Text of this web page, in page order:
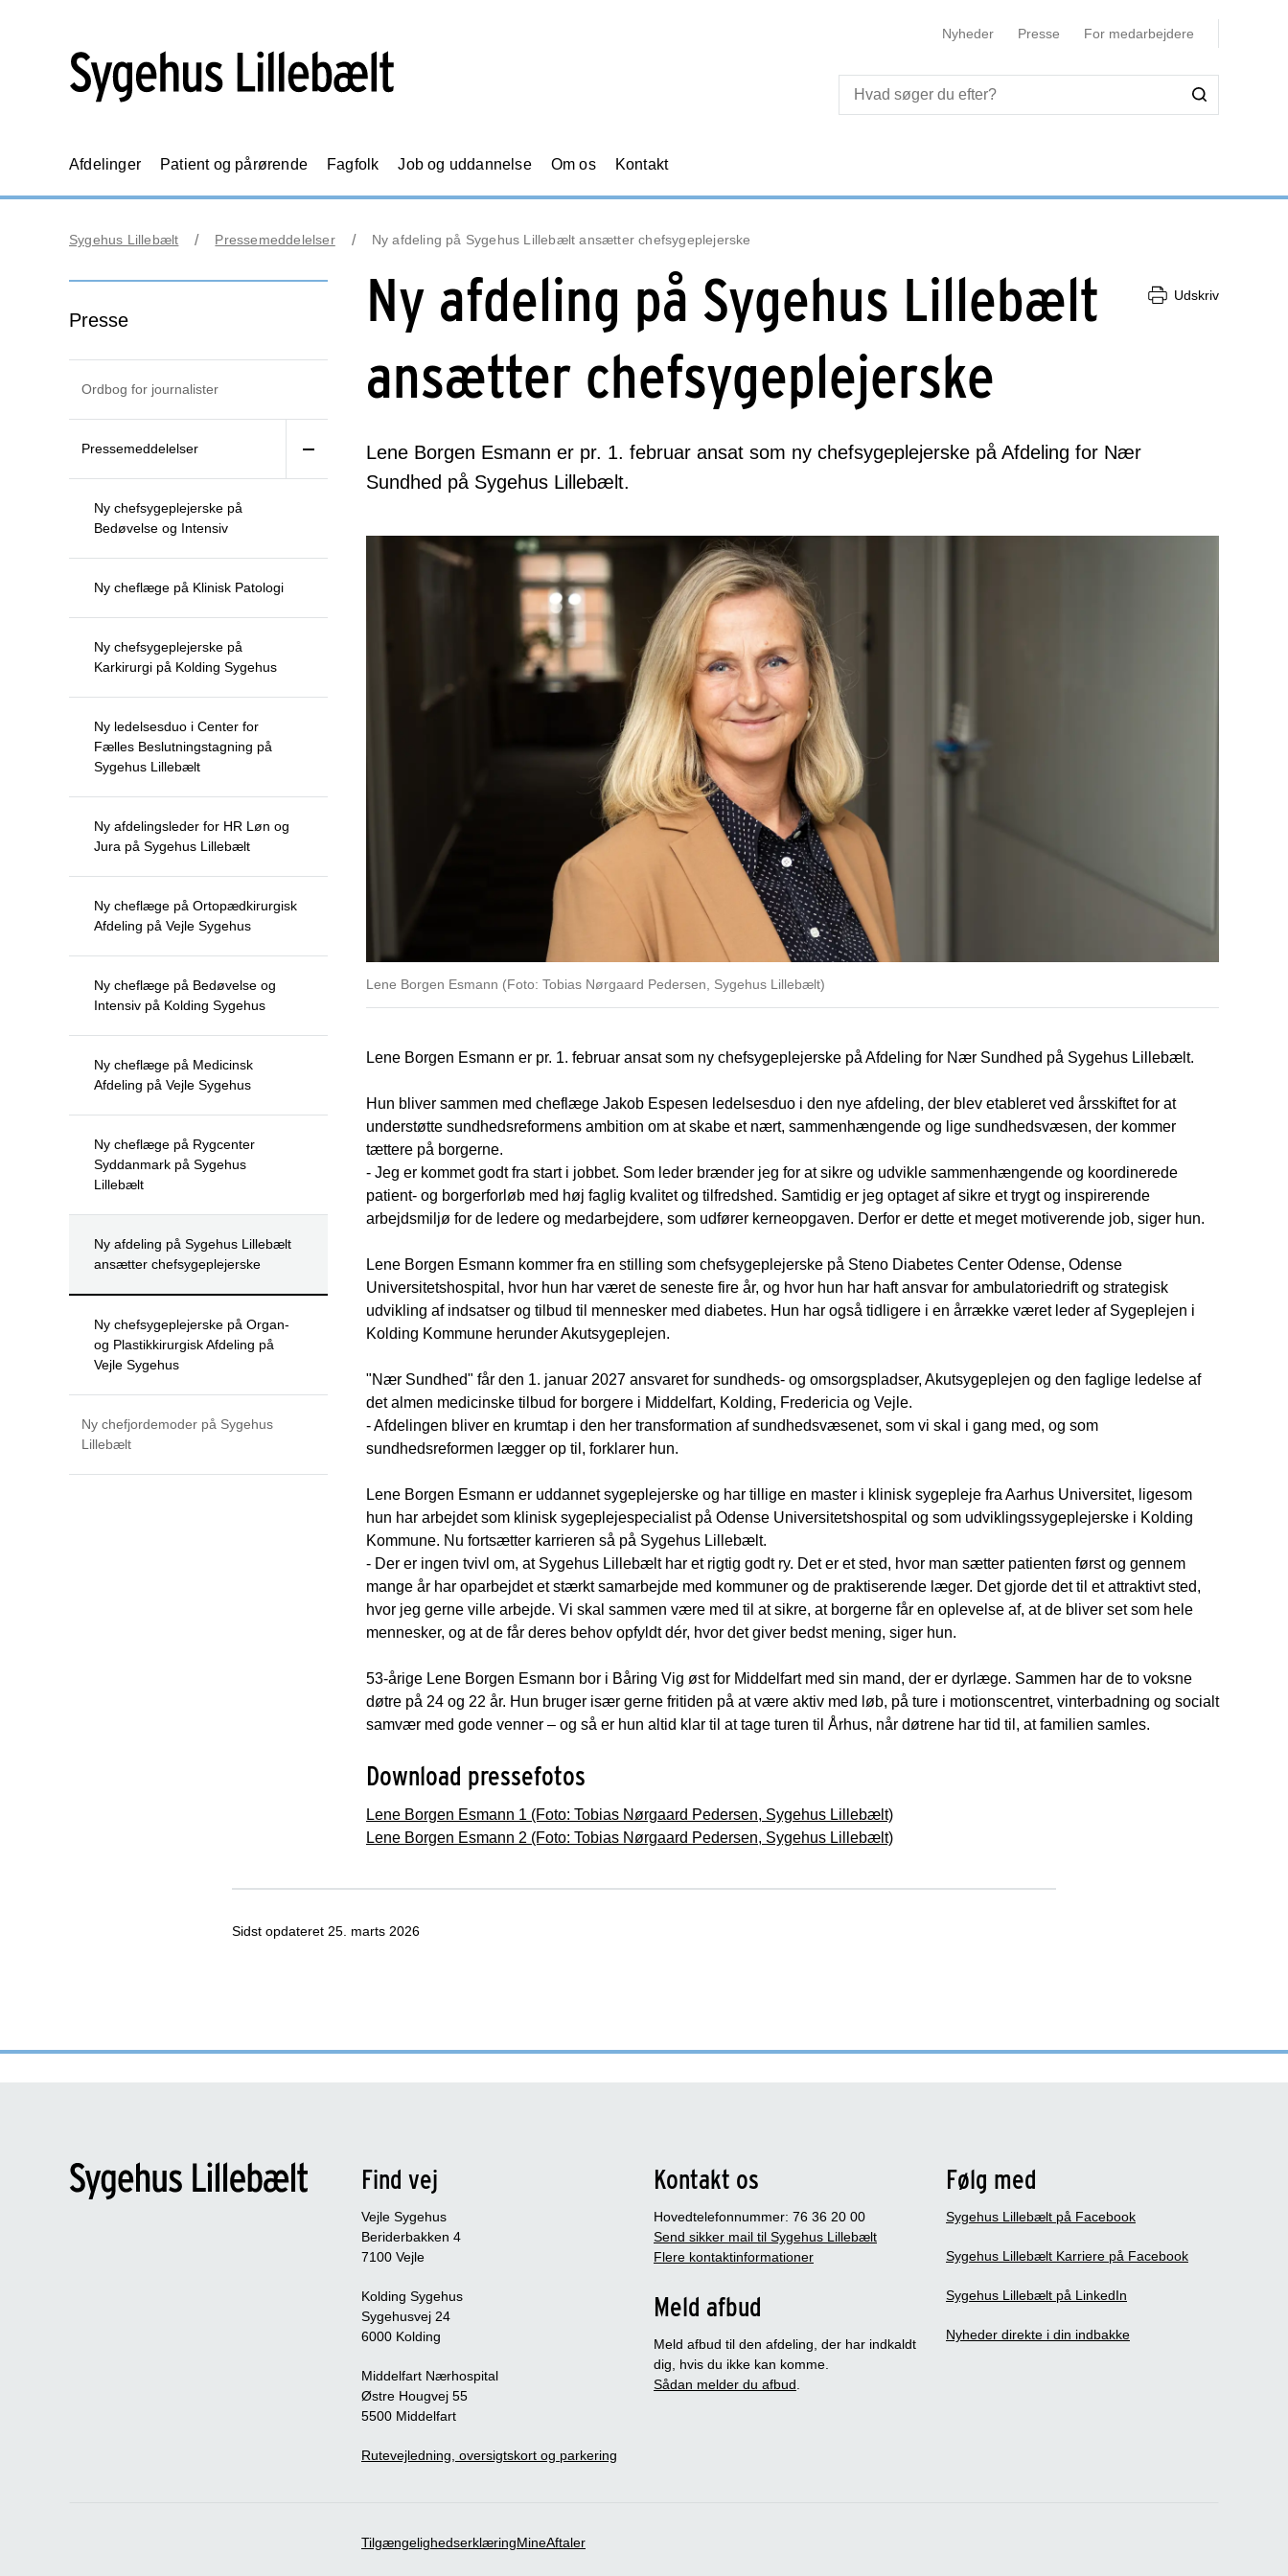
Nyheder Presse For medarbejdere
Afdelinger Patient og pårørende Fagfolk Job og uddannelse Om os Kontakt
Sygehus Lillebælt Pressemeddelelser Ny afdeling på Sygehus Lillebælt ansætter chefsygeplejerske
Presse
Ordbog for journalister
Pressemeddelelser
Ny chefsygeplejerske på
Bedøvelse og Intensiv
Ny cheflæge på Klinisk Patologi
Ny chefsygeplejerske på
Karkirurgi på Kolding Sygehus
Ny ledelsesduo i Center for
Fælles Beslutningstagning på
Sygehus Lillebælt
Ny afdelingsleder for HR Løn og
Jura på Sygehus Lillebælt
Ny cheflæge på Ortopædkirurgisk
Afdeling på Vejle Sygehus
Ny cheflæge på Bedøvelse og
Intensiv på Kolding Sygehus
Ny cheflæge på Medicinsk
Afdeling på Vejle Sygehus
Ny cheflæge på Rygcenter
Syddanmark på Sygehus
Lillebælt
Ny afdeling på Sygehus Lillebælt
ansætter chefsygeplejerske
Ny chefsygeplejerske på Organ-
og Plastikkirurgisk Afdeling på
Vejle Sygehus
Ny chefjordemoder på Sygehus
Lillebælt
Ny afdeling på Sygehus Lillebælt
ansætter chefsygeplejerske
Udskriv
Lene Borgen Esmann er pr. 1. februar ansat som ny chefsygeplejerske på Afdeling for Nær
Sundhed på Sygehus Lillebælt.
Lene Borgen Esmann (Foto: Tobias Nørgaard Pedersen, Sygehus Lillebælt)
Lene Borgen Esmann er pr. 1. februar ansat som ny chefsygeplejerske på Afdeling for Nær Sundhed på Sygehus Lillebælt.
Hun bliver sammen med cheflæge Jakob Espesen ledelsesduo i den nye afdeling, der blev etableret ved årsskiftet for at
understøtte sundhedsreformens ambition om at skabe et nært, sammenhængende og lige sundhedsvæsen, der kommer
tættere på borgerne.
- Jeg er kommet godt fra start i jobbet. Som leder brænder jeg for at sikre og udvikle sammenhængende og koordinerede
patient- og borgerforløb med høj faglig kvalitet og tilfredshed. Samtidig er jeg optaget af sikre et trygt og inspirerende
arbejdsmiljø for de ledere og medarbejdere, som udfører kerneopgaven. Derfor er dette et meget motiverende job, siger hun.
Lene Borgen Esmann kommer fra en stilling som chefsygeplejerske på Steno Diabetes Center Odense, Odense
Universitetshospital, hvor hun har været de seneste fire år, og hvor hun har haft ansvar for ambulatoriedrift og strategisk
udvikling af indsatser og tilbud til mennesker med diabetes. Hun har også tidligere i en årrække været leder af Sygeplejen i
Kolding Kommune herunder Akutsygeplejen.
"Nær Sundhed" får den 1. januar 2027 ansvaret for sundheds- og omsorgspladser, Akutsygeplejen og den faglige ledelse af
det almen medicinske tilbud for borgere i Middelfart, Kolding, Fredericia og Vejle.
- Afdelingen bliver en krumtap i den her transformation af sundhedsvæsenet, som vi skal i gang med, og som
sundhedsreformen lægger op til, forklarer hun.
Lene Borgen Esmann er uddannet sygeplejerske og har tillige en master i klinisk sygepleje fra Aarhus Universitet, ligesom
hun har arbejdet som klinisk sygeplejespecialist på Odense Universitetshospital og som udviklingssygeplejerske i Kolding
Kommune. Nu fortsætter karrieren så på Sygehus Lillebælt.
- Der er ingen tvivl om, at Sygehus Lillebælt har et rigtig godt ry. Det er et sted, hvor man sætter patienten først og gennem
mange år har oparbejdet et stærkt samarbejde med kommuner og de praktiserende læger. Det gjorde det til et attraktivt sted,
hvor jeg gerne ville arbejde. Vi skal sammen være med til at sikre, at borgerne får en oplevelse af, at de bliver set som hele
mennesker, og at de får deres behov opfyldt dér, hvor det giver bedst mening, siger hun.
53-årige Lene Borgen Esmann bor i Båring Vig øst for Middelfart med sin mand, der er dyrlæge. Sammen har de to voksne
døtre på 24 og 22 år. Hun bruger især gerne fritiden på at være aktiv med løb, på ture i motionscentret, vinterbadning og socialt
samvær med gode venner – og så er hun altid klar til at tage turen til Århus, når døtrene har tid til, at familien samles.
Download pressefotos
Lene Borgen Esmann 1 (Foto: Tobias Nørgaard Pedersen, Sygehus Lillebælt)
Lene Borgen Esmann 2 (Foto: Tobias Nørgaard Pedersen, Sygehus Lillebælt)
Sidst opdateret 25. marts 2026
Find vej
Vejle Sygehus
Beriderbakken 4
7100 Vejle
Kolding Sygehus
Sygehusvej 24
6000 Kolding
Middelfart Nærhospital
Østre Hougvej 55
5500 Middelfart
Rutevejledning, oversigtskort og parkering
Kontakt os
Hovedtelefonnummer: 76 36 20 00
Send sikker mail til Sygehus Lillebælt
Flere kontaktinformationer
Meld afbud
Meld afbud til den afdeling, der har indkaldt
dig, hvis du ikke kan komme.
Sådan melder du afbud
Følg med
Sygehus Lillebælt på Facebook
Sygehus Lillebælt Karriere på Facebook
Sygehus Lillebælt på LinkedIn
Nyheder direkte i din indbakke
TilgængelighedserklæringMineAftaler